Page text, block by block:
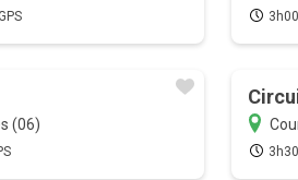
3h00
(06)
3h30